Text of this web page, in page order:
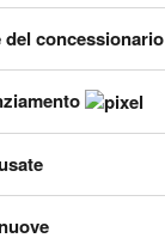
del concessionario